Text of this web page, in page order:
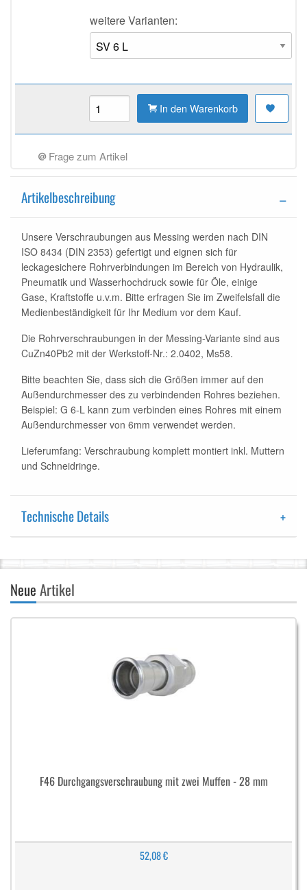
weitere Varianten:
In den Warenkorb
Frage zum Artikel
Artikelbeschreibung
Unsere Verschraubungen aus Messing werden nach DIN
ISO 8434 (DIN 2353) gefertigt und eignen sich für
leckagesichere Rohrverbindungen im Bereich von Hydraulik,
Pneumatik und Wasserhochdruck sowie für Öle, einige
Gase, Kraftstoffe u.v.m. Bitte erfragen Sie im Zweifelsfall die
Medienbeständigkeit für Ihr Medium vor dem Kauf.
Die Rohrverschraubungen in der Messing-Variante sind aus
CuZn40Pb2 mit der Werkstoff-Nr.: 2.0402, Ms58.
Bitte beachten Sie, dass sich die Größen immer auf den
Außendurchmesser des zu verbindenden Rohres beziehen.
Beispiel: G 6-L kann zum verbinden eines Rohres mit einem
Außendurchmesser von 6mm verwendet werden.
Lieferumfang: Verschraubung komplett montiert inkl. Muttern
und Schneidringe.
Technische Details
NeueArtikel
F46 Durchgangsverschraubung mit zwei Muffen - 28 mm
52,08 €